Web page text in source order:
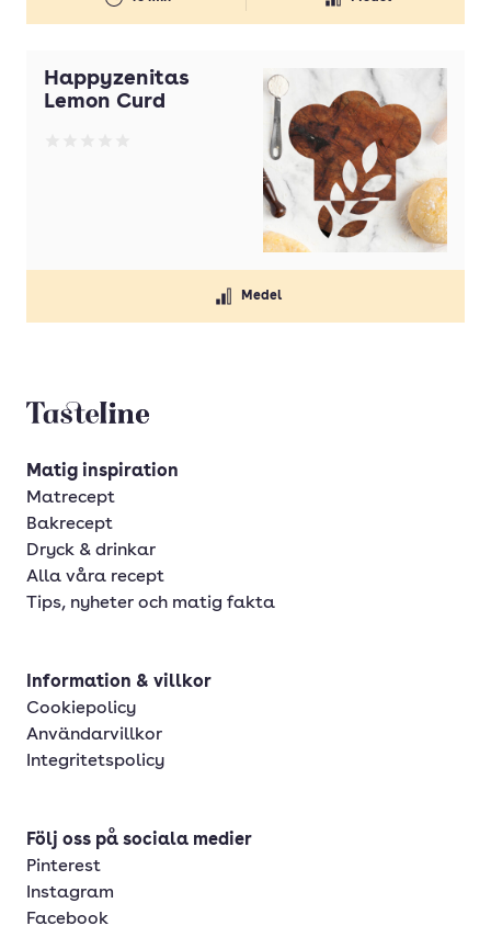
Happyzenitas
Lemon Curd
Medel
Tasteline startsida
Matig inspiration
Matrecept
Bakrecept
Dryck & drinkar
Alla våra recept
Tips, nyheter och matig fakta
Information & villkor
Cookiepolicy
Användarvillkor
Integritetspolicy
Följ oss på sociala medier
Pinterest
Instagram
Facebook